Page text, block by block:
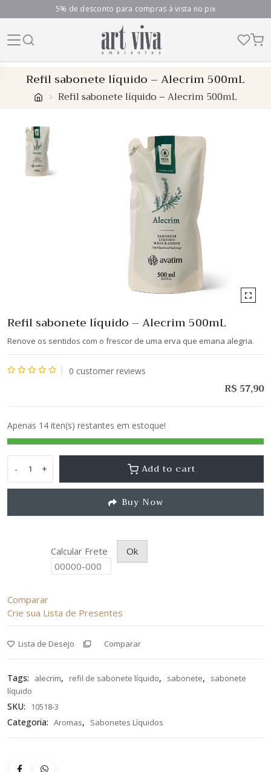
5% de desconto para compras à vista no pix
Refil sabonete líquido – Alecrim 500mL
Refil sabonete líquido – Alecrim 500mL
Refil sabonete líquido – Alecrim 500mL
Renove os sentidos com o frescor de uma erva que emana alegria.
5
0 customer reviews
R$ 57,90
Apenas 14 iten(s) restantes em estoque!
-
sabonete
-
+ Add to cart
Buy Now
Comparar
Calcular Frete Ok
Crie sua Lista de Presentes
Lista de Desejo Comparar
Tags: alecrim, refil de sabonete líquido, sabonete,
sabonete
líquido
SKU: 10518-3
Categoria: Aromas, Sabonetes Líquidos